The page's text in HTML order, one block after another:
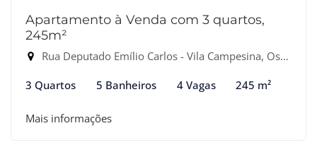
Apartamento à Venda com 3 quartos,
245m²
Rua Deputado Emílio Carlos - Vila Campesina, Osasco-SP
3 Quartos 5 Banheiros 4 Vagas 245 m²
Mais informações